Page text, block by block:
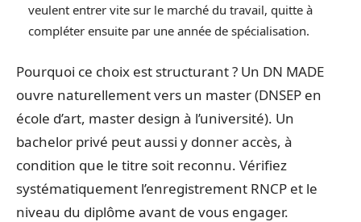
veulent entrer vite sur le marché du travail, quitte à
compléter ensuite par une année de spécialisation.
Pourquoi ce choix est structurant ? Un DN MADE
ouvre naturellement vers un master (DNSEP en
école d’art, master design à l’université). Un
bachelor privé peut aussi y donner accès, à
condition que le titre soit reconnu. Vérifiez
systématiquement l’enregistrement RNCP et le
niveau du diplôme avant de vous engager.